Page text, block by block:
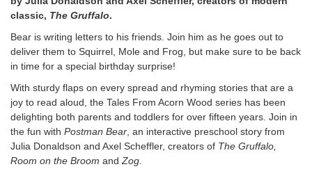
classic, The Gruffalo.
Bear is writing letters to his friends. Join him as he goes out to
deliver them to Squirrel, Mole and Frog, but make sure to be back
in time for a special birthday surprise!
With sturdy flaps on every spread and rhyming stories that are a
joy to read aloud, the Tales From Acorn Wood series has been
delighting both parents and toddlers for over fifteen years. Join in
the fun with Postman Bear , an interactive preschool story from
Julia Donaldson and Axel Scheffler, creators of The Gruffalo,
Room on the Broom and Zog